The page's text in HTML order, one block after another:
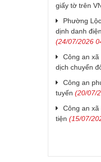
giấy tờ trên
Phường
dịnh danh
(24/07/2026
Công an
dịch chuyển
Công an
tuyến (20/07/
Công an
tiện (15/07/